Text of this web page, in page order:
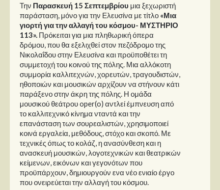
Την Παρασκευή 15 Σεπτεμβρίου μια ξεχωριστή
παράσταση, μόνο για την Ελευσίνα με τίτλο «Μια
γιορτή για την αλλαγή του κόσμου- ΜΥΣΤΗΡΙΟ
113». Πρόκειται για μια πληθωρική όπερα
δρόμου, που θα εξελιχθεί στον πεζόδρομο της
Νικολαΐδου στην Ελευσίνα και προϋποθέτει τη
συμμετοχή του κοινού της πόλης. Μια αλλόκοτη
συμμορία καλλιτεχνών, χορευτών, τραγουδιστών,
ηθοποιών και μουσικών αρχίζουν να στήνουν κάτι
παράξενο στην άκρη της πόλης. Η ομάδα
μουσικού θεάτρου oper(o) αντλεί έμπνευση από
το καλλιτεχνικό κίνημα νταντά και την
επανάσταση των σουρεαλιστών, χρησιμοποιεί
κοινά εργαλεία, μεθόδους, στόχο και σκοπό. Με
τεχνικές όπως το κολάζ, η ανασύνθεση και η
ανασκευή μουσικών, λογοτεχνικών και θεατρικών
κείμενων, εικόνων και γεγονότων που
προϋπάρχουν, δημιουργούν ενα νέο ενιαίο έργο
που ονειρεύεται την αλλαγή του κόσμου.